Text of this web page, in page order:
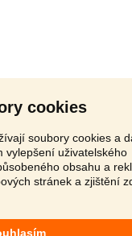
cookies
soubory cookies a
vylepšení uživatelského
obsahu a
stránek a zjištění